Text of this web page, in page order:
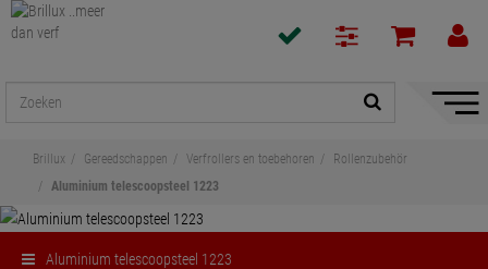
Brillux Gereedschappen Verfrollers en toebehoren
Rollenzubehör
Aluminium telescoopsteel 1223
Aluminium telescoopsteel 1223